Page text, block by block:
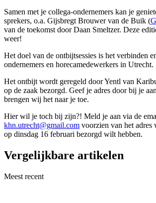
Samen met je collega-ondernemers kan je
sprekers, o.a. Gijsbregt Brouwer van de Buik (
van de toekomst door Daan Smeltzer. Deze
weer!
Het doel van de ontbijtsessies is het verbinden
ondernemers en horecamedewerkers in Utrecht.
Het ontbijt wordt geregeld door Yentl van
op de zaak bezorgd. Geef je adres door bij je
brengen wij het naar je toe.
Hier wil je toch bij zijn?! Meld je aan via de
khn.utrecht@gmail.com voorzien van het
op dinsdag 16 februari bezorgd wilt hebben.
Vergelijkbare artikelen
Meest recent